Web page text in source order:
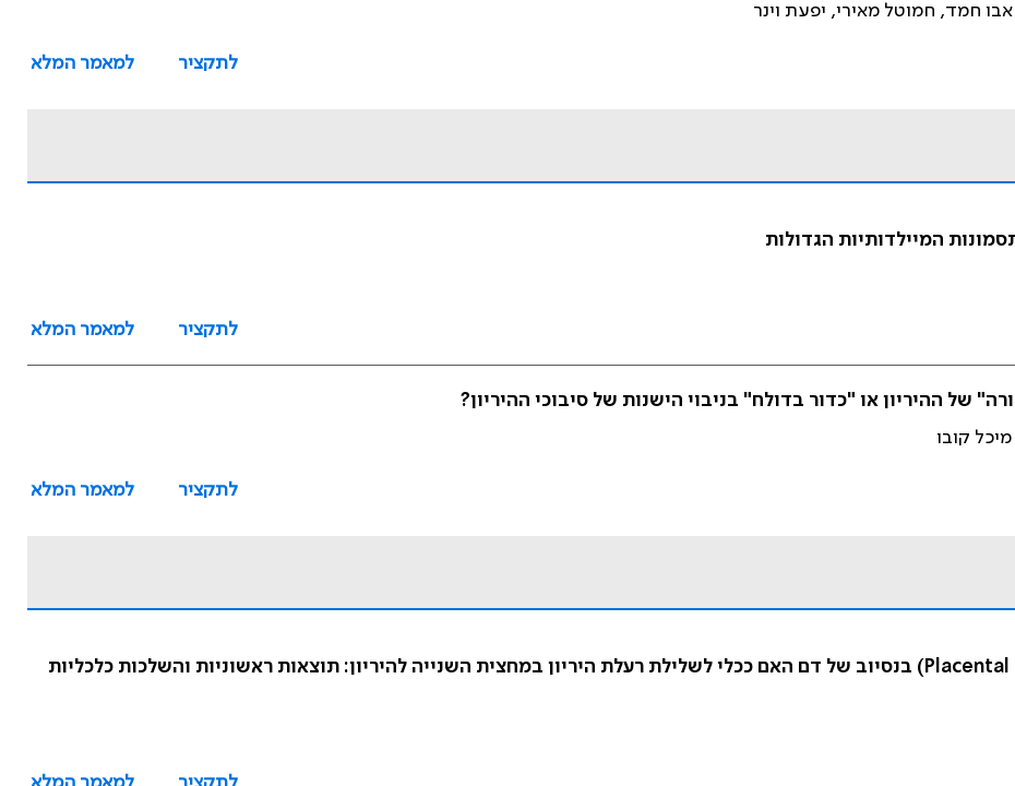
אבו חמד, חמוטל מאירי, יפעת וינר
לתקציר
למאמר המלא
המיילדותיות הגדולות
לתקציר
למאמר המלא
של ההיריון או "כדור בדולח" בניבוי הישנות של סיבוכי ההיריון?
קובו
לתקציר
למאמר המלא
מדידת פקטור גידול השליה (Placental Growth Factor –PlGF) בנסיוב של דם האם ככלי לשלילת רעלת היריון במחצית השנייה להיריון: תוצאות ראשוניות והשלכות כלכליות